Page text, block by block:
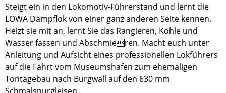
Steigt ein in den Lokomotiv-Führerstand und lernt die
LOWA Dampflok von einer ganz anderen Seite kennen.
Heizt sie mit an, lernt Sie das Rangieren, Kohle und
Wasser fassen und Abschmieren. Macht euch unter
Anleitung und Aufsicht eines professionellen Lokführers
auf die Fahrt vom Museumshafen zum ehemaligen
Tontagebau nach Burgwall auf den 630 mm